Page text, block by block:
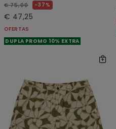
€ 75,00 37%
€ 47,25
OFERTAS
DUPLA PROMO 10% EXTRA